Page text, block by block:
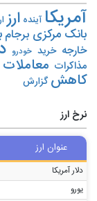
آمریکا آینده ارز
بانک مرکزی برجام
خارجه خرید خودرو
مذاکرات معاملات
کاهش گزارش
نرخ ارز
عنوان ارز
دلار آمریکا
یورو